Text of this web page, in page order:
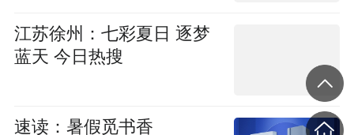
江苏徐州：七彩夏日 逐梦
蓝天 今日热搜
速读：暑假觅书香